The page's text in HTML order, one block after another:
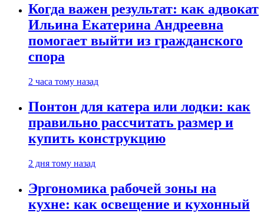
Когда важен результат: как адвокат
Ильина Екатерина Андреевна
помогает выйти из гражданского
спора
2 часа тому назад
Понтон для катера или лодки: как
правильно рассчитать размер и
купить конструкцию
2 дня тому назад
Эргономика рабочей зоны на
кухне: как освещение и кухонный